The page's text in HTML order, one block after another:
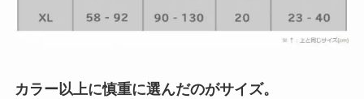
カラー以上に慎重に選んだのがサイズ。